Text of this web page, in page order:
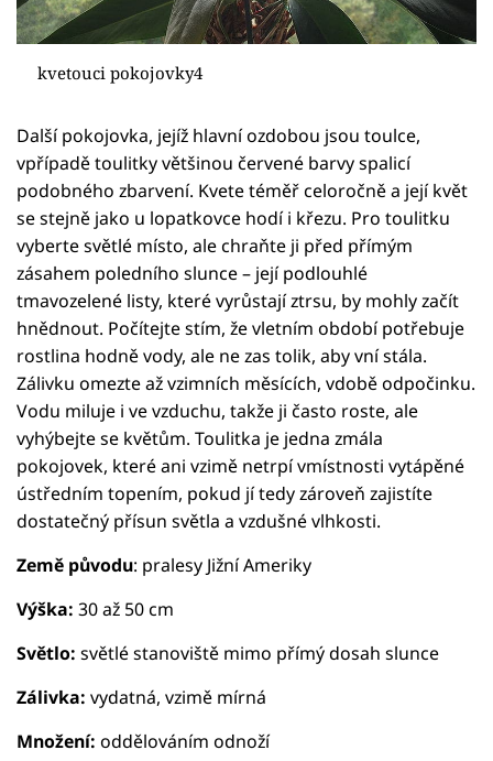
kvetouci pokojovky4
Další pokojovka, jejíž hlavní ozdobou jsou toulce,
vpřípadě toulitky většinou červené barvy spalicí
podobného zbarvení. Kvete téměř celoročně a její květ
se stejně jako u lopatkovce hodí i křezu. Pro toulitku
vyberte světlé místo, ale chraňte ji před přímým
zásahem poledního slunce – její podlouhlé
tmavozelené listy, které vyrůstají ztrsu, by mohly začít
hnědnout. Počítejte stím, že vletním období potřebuje
rostlina hodně vody, ale ne zas tolik, aby vní stála.
Zálivku omezte až vzimních měsících, vdobě odpočinku.
Vodu miluje i ve vzduchu, takže ji často roste, ale
vyhýbejte se květům. Toulitka je jedna zmála
pokojovek, které ani vzimě netrpí vmístnosti vytápěné
ústředním topením, pokud jí tedy zároveň zajistíte
dostatečný přísun světla a vzdušné vlhkosti.
Země původu: pralesy Jižní Ameriky
Výška: 30 až 50 cm
Světlo: světlé stanoviště mimo přímý dosah slunce
Zálivka: vydatná, vzimě mírná
Množení: oddělováním odnoží